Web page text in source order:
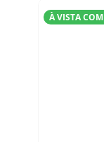
À VISTA COM